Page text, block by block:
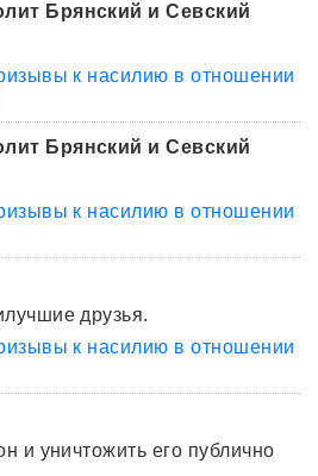
Брянский и Севский
к насилию в отношении
Брянский и Севский
к насилию в отношении
друзья.
к насилию в отношении
и уничтожить его публично